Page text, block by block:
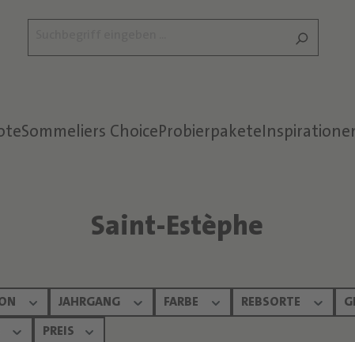
Sommeliers ChoiceProbierpakete
Saint-Estèphe
JAHRGANG FARBE REBSORTE
PREIS